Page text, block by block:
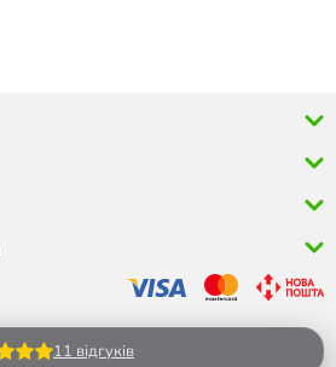
11 відгуків